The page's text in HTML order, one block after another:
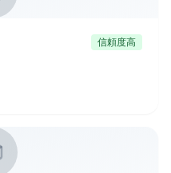
信頼度高